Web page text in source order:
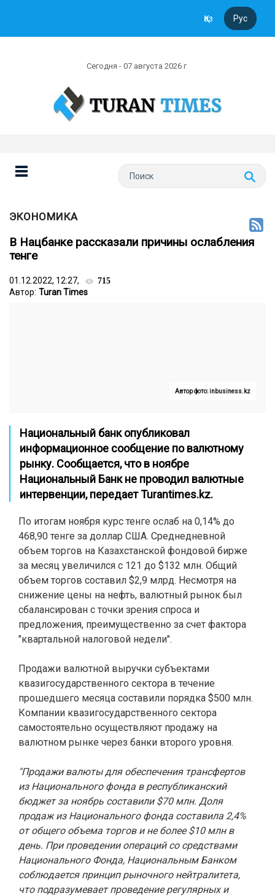
Қаз Рус
Сегодня - 07 августа 2026 г
ЭКОНОМИКА
В Нацбанке рассказали причины ослабления
тенге
01.12.2022, 12:27, 715
Автор: Turan Times
Автор фото: inbusiness.kz
Национальный банк опубликовал
информационное сообщение по валютному
рынку. Сообщается, что в ноябре
Национальный Банк не проводил валютные
интервенции, передаетTurantimes.kz.
По итогам ноября курс тенге ослаб на 0,14% до
468,90 тенге за доллар США. Среднедневной
объем торгов на Казахстанской фондовой бирже
за месяц увеличился с 121 до $132 млн. Общий
объем торгов составил $2,9 млрд. Несмотря на
снижение цены на нефть, валютный рынок был
сбалансирован с точки зрения спроса и
предложения, преимущественно за счет фактора
"квартальной налоговой недели".
Продажи валютной выручки субъектами
квазигосударственного сектора в течение
прошедшего месяца составили порядка $500 млн.
Компании квазигосударственного сектора
самостоятельно осуществляют продажу на
валютном рынке через банки второго уровня.
"Продажи валюты для обеспечения трансфертов
из Национального фонда в республиканский
бюджет за ноябрь составили $70 млн. Доля
продаж из Национального фонда составила 2,4%
от общего объема торгов и не более $10 млн в
день. При проведении операций со средствами
Национального Фонда, Национальным Банком
соблюдается принцип рыночного нейтралитета,
что подразумевает проведение регулярных и